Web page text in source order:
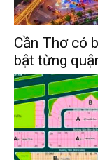
Cần Thơ có
bật từng